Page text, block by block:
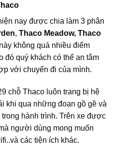
nay được chia làm 3 phân
, Thaco Meadow, Thaco
không quá nhiều điểm
đó quý khách có thể an tâm
với chuyến đi của mình.
chỗ Thaco luôn trang bị hệ
khi qua những đoạn gồ gề và
hành trình. Trên xe được
người dùng mong muốn
các tiện ích khác.